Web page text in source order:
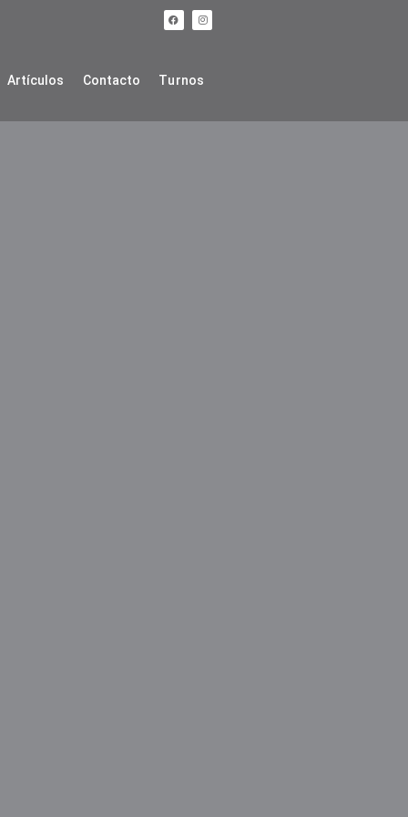
Artículos Contacto Turnos